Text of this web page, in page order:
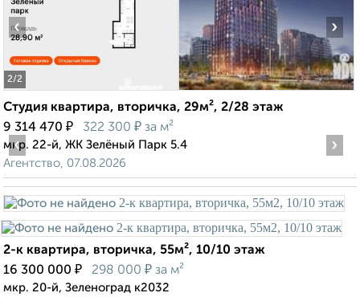
2/2
‹ ›
Студия квартира, вторичка, 29м², 2/28 этаж
9 314 470 ₽ 322 300 ₽ за м²
мкр. 22-й, ЖК Зелёный Парк 5.4
Агентство, 07.08.2026
‹ ›
2-к квартира, вторичка, 55м², 10/10 этаж
16 300 000 ₽ 298 000 ₽ за м²
мкр. 20-й, Зеленоград к2032